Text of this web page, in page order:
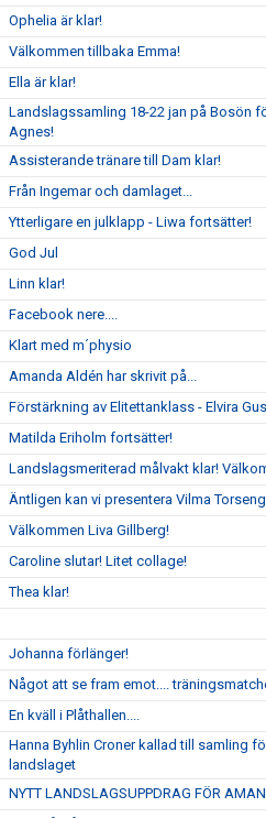
Ophelia är klar!
Välkommen tillbaka Emma!
Ella är klar!
Landslagssamling 18-22 jan på Bosön
Agnes!
Assisterande tränare till Dam klar!
Från Ingemar och damlaget...
Ytterligare en julklapp - Liwa fortsätter!
God Jul
Linn klar!
Facebook nere....
Klart med m´physio
Amanda Aldén har skrivit på...
Förstärkning av Elitettanklass - Elvira
Matilda Eriholm fortsätter!
Landslagsmeriterad målvakt klar!
Äntligen kan vi presentera Vilma
Välkommen Liva Gillberg!
Caroline slutar! Litet collage!
Thea klar!
Johanna förlänger!
Något att se fram emot....
En kväll i Plåthallen....
Hanna Byhlin Croner kallad till samling
landslaget
NYTT LANDSLAGSUPPDRAG FÖR